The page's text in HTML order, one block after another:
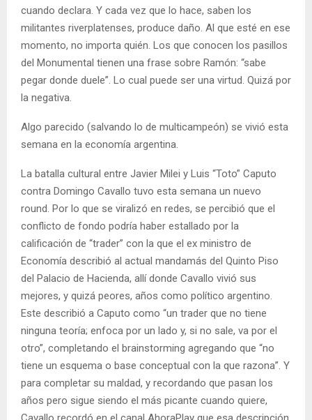
cuando declara. Y cada vez que lo hace, saben los
militantes riverplatenses, produce daño. Al que esté en ese
momento, no importa quién. Los que conocen los pasillos
del Monumental tienen una frase sobre Ramón: “sabe
pegar donde duele”. Lo cual puede ser una virtud. Quizá por
la negativa.
Algo parecido (salvando lo de multicampeón) se vivió esta
semana en la economía argentina.
La batalla cultural entre Javier Milei y Luis “Toto” Caputo
contra Domingo Cavallo tuvo esta semana un nuevo
round. Por lo que se viralizó en redes, se percibió que el
conflicto de fondo podría haber estallado por la
calificación de “trader” con la que el ex ministro de
Economía describió al actual mandamás del Quinto Piso
del Palacio de Hacienda, allí donde Cavallo vivió sus
mejores, y quizá peores, años como político argentino.
Este describió a Caputo como “un trader que no tiene
ninguna teoría; enfoca por un lado y, si no sale, va por el
otro”, completando el brainstorming agregando que “no
tiene un esquema o base conceptual con la que razona”. Y
para completar su maldad, y recordando que pasan los
años pero sigue siendo el más picante cuando quiere,